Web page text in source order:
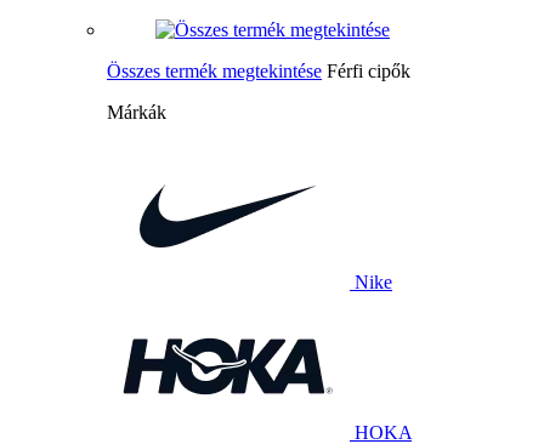
Összes termék megtekintése Férfi cipők
Márkák
Nike
HOKA